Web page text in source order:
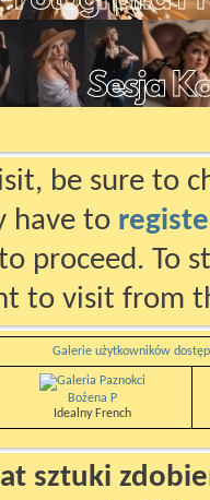
be sure to
have to
proceed. To
to visit from
Galerie użytkowników
Bożena P
Idealny French
sztuki